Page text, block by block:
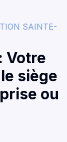
SAINTE-
Votre
siège
ou